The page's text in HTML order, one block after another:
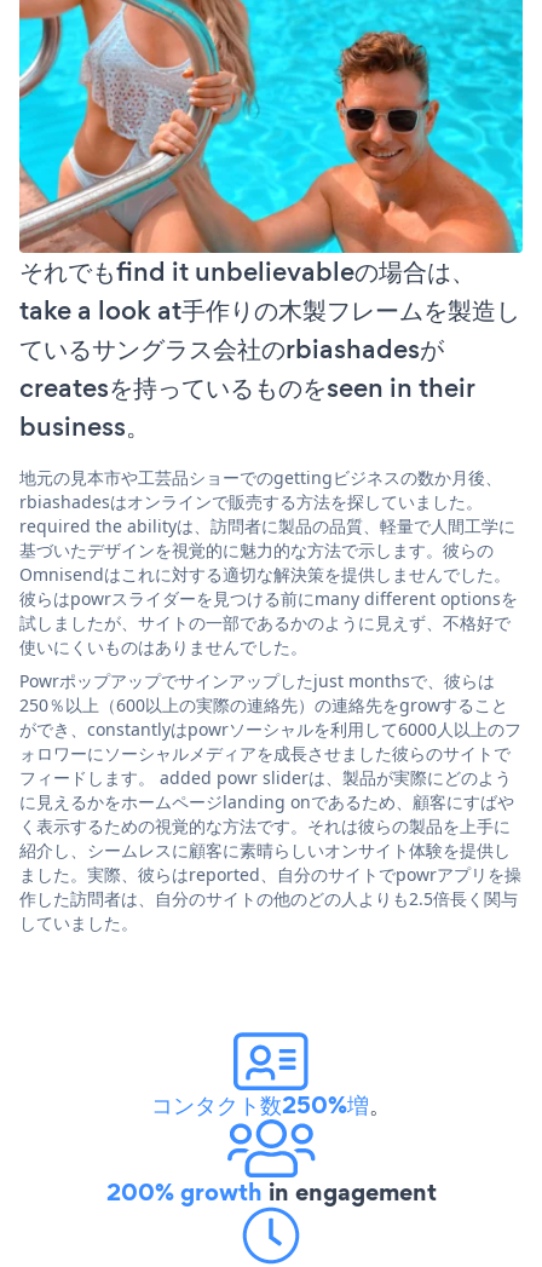
それでもfind it unbelievableの場合は、
take a look at手作りの木製フレームを製造し
ているサングラス会社のrbiashadesが
createsを持っているものをseen in their
business。
地元の見本市や工芸品ショーでのgettingビジネスの数か月後、
rbiashadesはオンラインで販売する方法を探していました。
required the abilityは、訪問者に製品の品質、軽量で人間工学に
基づいたデザインを視覚的に魅力的な方法で示します。彼らの
Omnisendはこれに対する適切な解決策を提供しませんでした。
彼らはpowrスライダーを見つける前にmany different optionsを
試しましたが、サイトの一部であるかのように見えず、不格好で
使いにくいものはありませんでした。
Powrポップアップでサインアップしたjust monthsで、彼らは
250％以上（600以上の実際の連絡先）の連絡先をgrowすること
ができ、constantlyはpowrソーシャルを利用して6000人以上のフ
ォロワーにソーシャルメディアを成長させました彼らのサイトで
フィードします。 added powr sliderは、製品が実際にどのよう
に見えるかをホームページlanding onであるため、顧客にすばや
く表示するための視覚的な方法です。それは彼らの製品を上手に
紹介し、シームレスに顧客に素晴らしいオンサイト体験を提供し
ました。実際、彼らはreported、自分のサイトでpowrアプリを操
作した訪問者は、自分のサイトの他のどの人よりも2.5倍長く関与
していました。
コンタクト数250%増。
200% growth in engagement